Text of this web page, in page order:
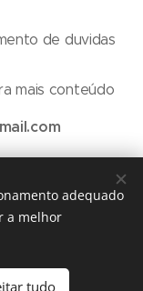
de duvidas
mais conteúdo
adequado
a melhor
tudo